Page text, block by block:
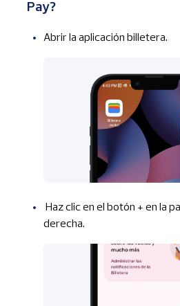
Pay?
Abrir la aplicación billetera.
Haz clic en el botón + en la
derecha.